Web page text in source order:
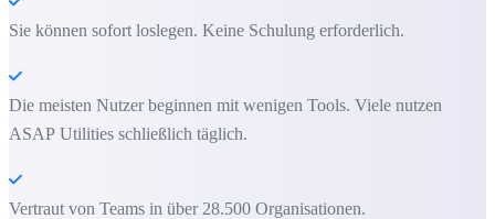
Sie können sofort loslegen. Keine Schulung erforderlich.
Die meisten Nutzer beginnen mit wenigen Tools. Viele nutzen
ASAP Utilities schließlich täglich.
Vertraut von Teams in über 28.500 Organisationen.